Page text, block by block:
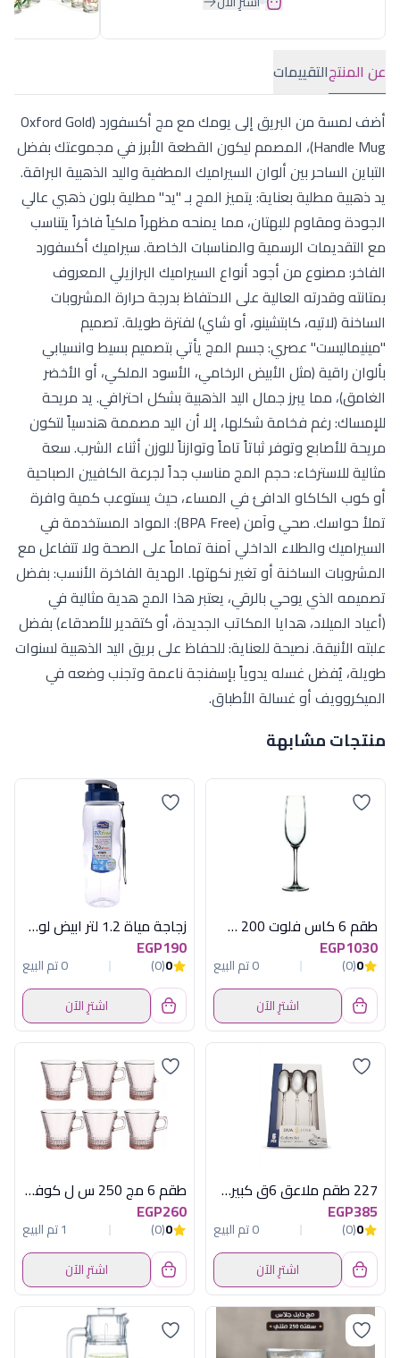
عن المنتجالتقييمات
أضف لمسة من البريق إلى يومك مع مج أكسفورد (Oxford Gold
Handle Mug)، المصمم ليكون القطعة الأبرز في مجموعتك بفضل
التباين الساحر بين ألوان السيراميك المطفية واليد الذهبية البراقة.
يد ذهبية مطلية بعناية: يتميز المج بـ "يد" مطلية بلون ذهبي عالي
الجودة ومقاوم للبهتان، مما يمنحه مظهراً ملكياً فاخراً يتناسب
مع التقديمات الرسمية والمناسبات الخاصة. سيراميك أكسفورد
الفاخر: مصنوع من أجود أنواع السيراميك البرازيلي المعروف
بمتانته وقدرته العالية على الاحتفاظ بدرجة حرارة المشروبات
الساخنة (لاتيه، كابتشينو، أو شاي) لفترة طويلة. تصميم
"مينيماليست" عصري: جسم المج يأتي بتصميم بسيط وانسيابي
بألوان راقية (مثل الأبيض الرخامي، الأسود الملكي، أو الأخضر
الغامق)، مما يبرز جمال اليد الذهبية بشكل احترافي. يد مريحة
للإمساك: رغم فخامة شكلها، إلا أن اليد مصممة هندسياً لتكون
مريحة للأصابع وتوفر ثباتاً تاماً وتوازناً للوزن أثناء الشرب. سعة
مثالية للاسترخاء: حجم المج مناسب جداً لجرعة الكافيين الصباحية
أو كوب الكاكاو الدافئ في المساء، حيث يستوعب كمية وافرة
تملأ حواسك. صحي وآمن (BPA Free): المواد المستخدمة في
السيراميك والطلاء الداخلي آمنة تماماً على الصحة ولا تتفاعل مع
المشروبات الساخنة أو تغير نكهتها. الهدية الفاخرة الأنسب: بفضل
تصميمه الذي يوحي بالرقي، يعتبر هذا المج هدية مثالية في
(أعياد الميلاد، هدايا المكاتب الجديدة، أو كتقدير للأصدقاء) بفضل
علبته الأنيقة. نصيحة للعناية: للحفاظ على بريق اليد الذهبية لسنوات
طويلة، يُفضل غسله يدوياً بإسفنجة ناعمة وتجنب وضعه في
الميكروويف أو غسالة الأطباق.
منتجات مشابهة
طقم 6 كاس فلوت 200 س ل شامبين
EGP1030
0
(0)
0 تم البيع
اشترِ الآن
زجاجة مياة 1.2 لتر ابيض لوك& لوك
EGP190
0
(0)
0 تم البيع
اشترِ الآن
227 طقم ملاعق 6ق كبيرة استانلس سادة ديفا
EGP385
0
(0)
0 تم البيع
اشترِ الآن
طقم 6 مج 250 س ل كوفرس بينك باسابتشة
EGP260
0
(0)
1 تم البيع
اشترِ الآن